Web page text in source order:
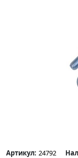
Артикул: 24792